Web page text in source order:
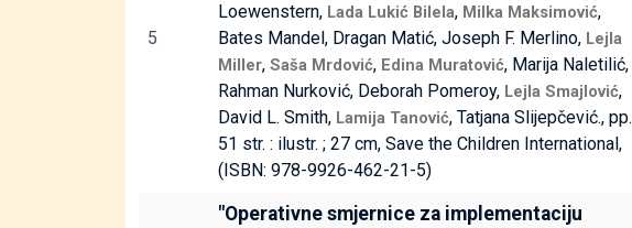
5
Loewenstern, Lada Lukić Bilela, Milka Maksimović,
Bates Mandel, Dragan Matić, Joseph F. Merlino, Lejla
Miller,Saša Mrdović, Edina Muratović, Marija Naletilić,
Rahman Nurković, Deborah Pomeroy, Lejla Smajlović,
David L. Smith, Lamija Tanović, Tatjana Slijepčević., pp.
51 str. : ilustr. ; 27 cm, Save the Children International,
(ISBN: 978-9926-462-21-5)
"Operativne smjernice za implementaciju